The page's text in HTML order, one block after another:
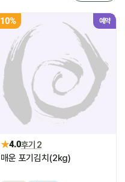
10% 예약
★4.0후기 2
매운 포기김치(2kg)